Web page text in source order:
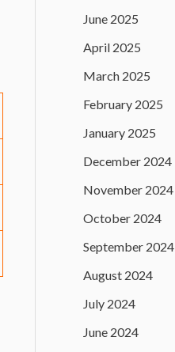
June 2025
April 2025
March 2025
February 2025
January 2025
December 2024
November 2024
October 2024
September 2024
August 2024
July 2024
June 2024